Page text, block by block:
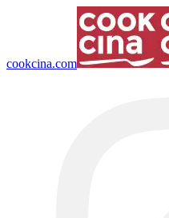
cookcina.com